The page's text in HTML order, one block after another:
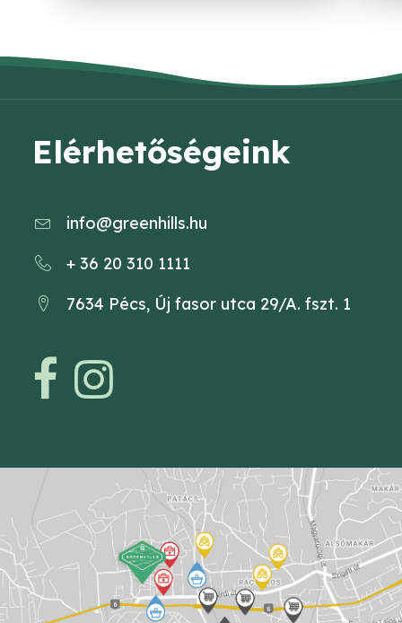
Elérhetőségeink
info@greenhills.hu
+ 36 20 310 1111
7634 Pécs, Új fasor utca 29/A. fszt. 1